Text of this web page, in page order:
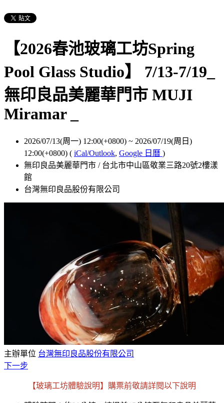
【2026春池玻璃工坊Spring
Pool Glass Studio】 7/13-7/19_
無印良品美麗華門市 MUJI
Miramar _
2026/07/13(周一) 12:00(+0800) ~ 2026/07/19(周日)
12:00(+0800) ( iCal/Outlook, Google 日曆 )
無印良品美麗華門市 / 台北市中山區敬業三路20號2樓漾
館
台灣無印良品股份有限公司
主辦單位 台灣無印良品股份有限公司
下一步
【玻璃工坊體驗說明】購票前敬請詳閱以下說明